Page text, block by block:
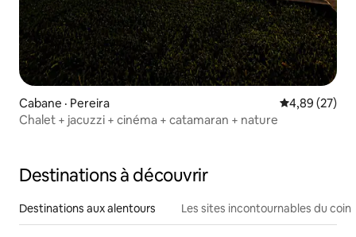
Cabane · Pereira Note
4,89 (27)
Chalet + jacuzzi + cinéma + catamaran + nature
Destinations à découvrir
Destinations aux alentours Les sites incontournables du coin